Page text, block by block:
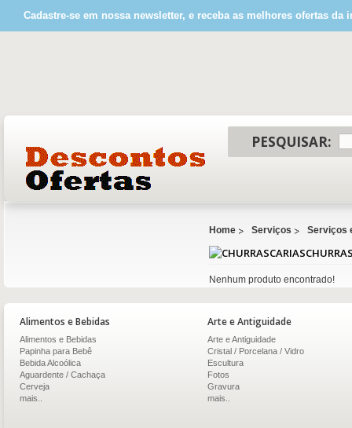
Cadastre-se em nossa newsletter, e receba as melhores ofertas da
PESQUISAR:
Home Serviços Serviços
Nenhum produto encontrado!
Alimentos e Bebidas
Alimentos e Bebidas
Papinha para Bebê
Bebida Alcoólica
Aguardente / Cachaça
Cerveja
mais..
Arte e Antiguidade
Arte e Antiguidade
Cristal / Porcelana / Vidro
Escultura
Fotos
Gravura
mais..